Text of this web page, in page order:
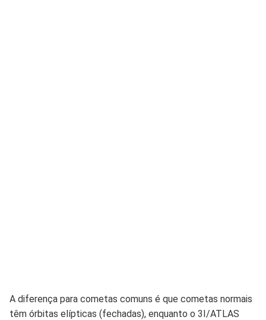
A diferença para cometas comuns é que cometas normais
têm órbitas elípticas (fechadas), enquanto o 3I/ATLAS